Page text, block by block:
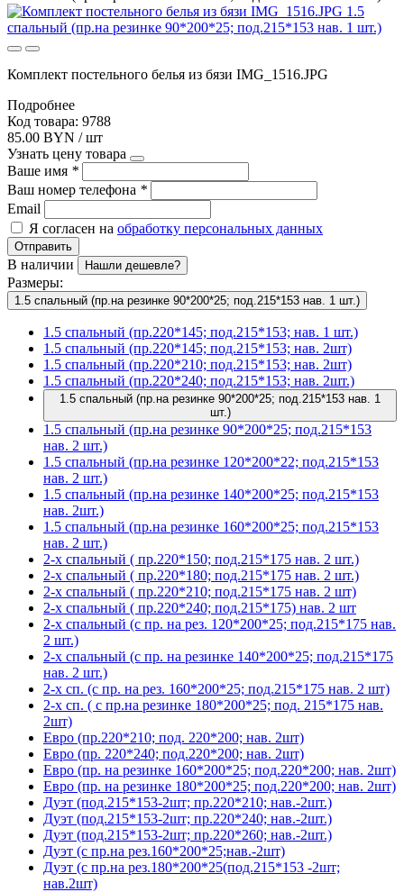
Комплект постельного белья из бязи IMG_1516.JPG
Подробнее
Код товара: 9788
85.00 BYN / шт
Узнать цену товара
Ваше имя *
Ваш номер телефона *
Email
Я согласен на обработку персональных данных
Отправить
В наличии Нашли дешевле?
Размеры:
1.5 спальный (пр.на резинке 90*200*25; под.215*153 нав. 1 шт.)
1.5 спальный (пр.220*145; под.215*153; нав. 1 шт.)
1.5 спальный (пр.220*145; под.215*153; нав. 2шт)
1.5 спальный (пр.220*210; под.215*153; нав. 2шт)
1.5 спальный (пр.220*240; под.215*153; нав. 2шт.)
1.5 спальный (пр.на резинке 90*200*25; под.215*153 нав. 1
шт.)
1.5 спальный (пр.на резинке 90*200*25; под.215*153
нав. 2 шт.)
1.5 спальный (пр.на резинке 120*200*22; под.215*153
нав. 2 шт.)
1.5 спальный (пр.на резинке 140*200*25; под.215*153
нав. 2шт.)
1.5 спальный (пр.на резинке 160*200*25; под.215*153
нав. 2 шт.)
2-х спальный ( пр.220*150; под.215*175 нав. 2 шт.)
2-х спальный ( пр.220*180; под.215*175 нав. 2 шт.)
2-х спальный ( пр.220*210; под.215*175 нав. 2 шт)
2-х спальный ( пр.220*240; под.215*175) нав. 2 шт
2-х спальный (с пр. на рез. 120*200*25; под.215*175 нав.
2 шт.)
2-х спальный (с пр. на резинке 140*200*25; под.215*175
нав. 2 шт.)
2-х сп. (с пр. на рез. 160*200*25; под.215*175 нав. 2 шт)
2-х сп. ( с пр.на резинке 180*200*25; под. 215*175 нав.
2шт)
Евро (пр.220*210; под. 220*200; нав. 2шт)
Евро (пр. 220*240; под.220*200; нав. 2шт)
Евро (пр. на резинке 160*200*25; под.220*200; нав. 2шт)
Евро (пр. на резинке 180*200*25; под.220*200; нав. 2шт)
Дуэт (под.215*153-2шт; пр.220*210; нав.-2шт.)
Дуэт (под.215*153-2шт; пр.220*240; нав.-2шт.)
Дуэт (под.215*153-2шт; пр.220*260; нав.-2шт.)
Дуэт (с пр.на рез.160*200*25;нав.-2шт)
Дуэт (с пр.на рез.180*200*25(под.215*153 -2шт;
нав.2шт)